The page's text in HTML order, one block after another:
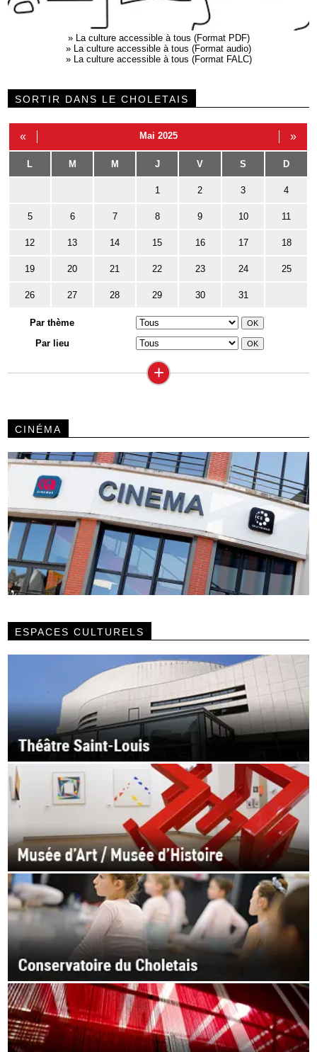
»
La culture accessible à tous (Format PDF)
»
La culture accessible à tous (Format audio)
»
La culture accessible à tous (Format FALC)
SORTIR DANS LE CHOLETAIS
« Mai 2025 »
L M M J V S D
1 2 3 4
5 6 7 8 9 10 11
12 13 14 15 16 17 18
19 20 21 22 23 24 25
26 27 28 29 30 31
Par thème
Par lieu
+
CINÉMA
ESPACES CULTURELS